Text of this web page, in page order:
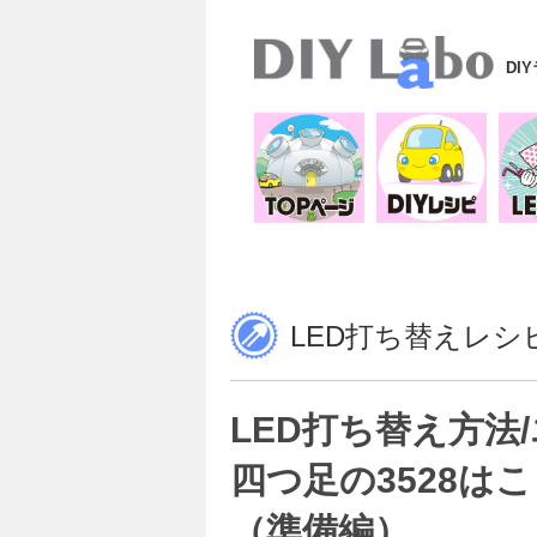
DIY
LED打ち替えレシ
LED打ち替え方
四つ足の3528は